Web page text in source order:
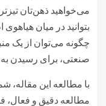
می‌خواهید ذهن‌تان
بتوانید در میان
چگونه می‌توان از یک
صنعتی، برای رسیدن به
با مطالعه این مقاله،
مطالعه دقیق و فعال،